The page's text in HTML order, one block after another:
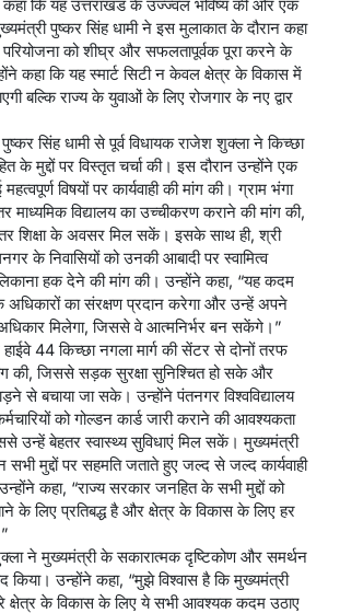
कहा कि यह उत्तराखंड के उज्ज्वल भविष्य की ओर एक
पुष्कर सिंह धामी ने इस मुलाकात के दौरान कहा
को शीघ्र और सफलतापूर्वक पूरा करने के
कहा कि यह स्मार्ट सिटी न केवल क्षेत्र के विकास में
बल्कि राज्य के युवाओं के लिए रोजगार के नए द्वार
सिंह धामी से पूर्व विधायक राजेश शुक्ला ने किच्छा
के मुद्दों पर विस्तृत चर्चा की। इस दौरान उन्होंने एक
विषयों पर कार्यवाही की मांग की। ग्राम भंगा
माध्यमिक विद्यालय का उच्चीकरण कराने की मांग की,
शिक्षा के अवसर मिल सकें। इसके साथ ही, श्री
के निवासियों को उनकी आबादी पर स्वामित्व
हक देने की मांग की। उन्होंने कहा, “यह कदम
अधिकारों का संरक्षण प्रदान करेगा और उन्हें अपने
अधिकार मिलेगा, जिससे वे आत्मनिर्भर बन सकेंगे।”
44 किच्छा नगला मार्ग की सेंटर से दोनों तरफ
की, जिससे सड़क सुरक्षा सुनिश्चित हो सके और
से बचाया जा सके। उन्होंने पंतनगर विश्वविद्यालय
को गोल्डन कार्ड जारी कराने की आवश्यकता
उन्हें बेहतर स्वास्थ्य सुविधाएं मिल सकें। मुख्यमंत्री
सभी मुद्दों पर सहमति जताते हुए जल्द से जल्द कार्यवाही
कहा, “राज्य सरकार जनहित के सभी मुद्दों को
के लिए प्रतिबद्ध है और क्षेत्र के विकास के लिए हर
ने मुख्यमंत्री के सकारात्मक दृष्टिकोण और समर्थन
किया। उन्होंने कहा, “मुझे विश्वास है कि मुख्यमंत्री
क्षेत्र के विकास के लिए ये सभी आवश्यक कदम उठाए